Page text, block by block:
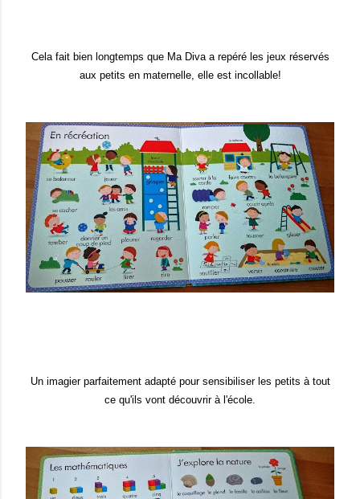
Cela fait bien longtemps que Ma Diva a repéré les jeux réservés
aux petits en maternelle, elle est incollable!
Un imagier parfaitement adapté pour sensibiliser les petits à tout
ce qu'il s vont découvrir à l'école.